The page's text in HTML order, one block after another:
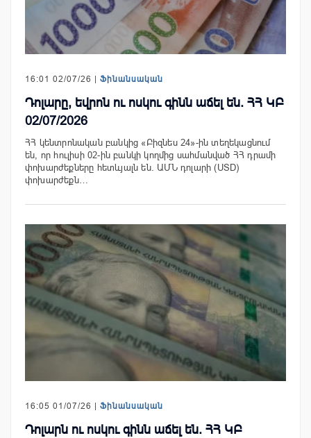
16:01 02/07/26 | Ֆինանսական
Դոլարը, եվրոն ու ոսկու գինն աճել են. ՀՀ ԿԲ
02/07/2026
ՀՀ կենտրոնական բանկից «Բիզնես 24»-ին տեղեկացնում
են, որ հուլիսի 02-ին բանկի կողմից սահմանված ՀՀ դրամի
փոխարժեքները հետևյալն են. ԱՄՆ դոլարի (USD)
փոխարժեքն…
16:05 01/07/26 | Ֆինանսական
Դոլարն ու ոսկու գինն աճել են. ՀՀ ԿԲ